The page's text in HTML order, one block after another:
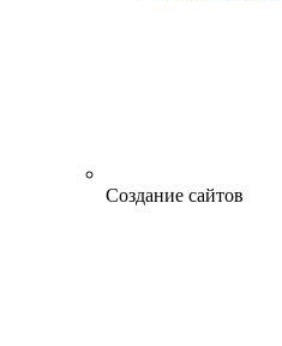
Создание сайтов